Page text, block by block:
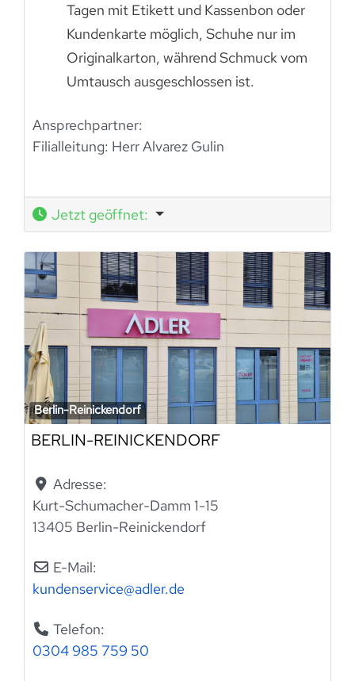
Tagen mit Etikett und Kassenbon oder
Kundenkarte möglich, Schuhe nur im
Originalkarton, während Schmuck vom
Umtausch ausgeschlossen ist.
Ansprechpartner:
Filialleitung: Herr Alvarez Gulin
Jetzt geöffnet:
Berlin-Reinickendorf
BERLIN-REINICKENDORF
Adresse:
Kurt-Schumacher-Damm 1-15
13405 Berlin-Reinickendorf
E-Mail:
kundenservice@adler.de
Telefon:
0304 985 759 50